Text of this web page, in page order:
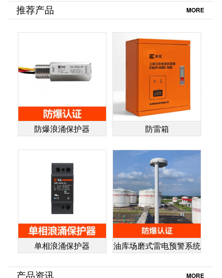
花,一生不减芳华-杭
州易造
人欲断魂【杭州易
造】
推荐产品 MORE
防爆浪涌保护器 防雷箱
单相浪涌保护器 油库场磨式雷电预警系统
产品资讯 MORE